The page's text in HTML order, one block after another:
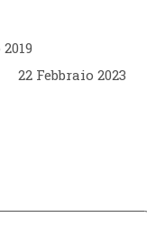
22 Febbraio 2023